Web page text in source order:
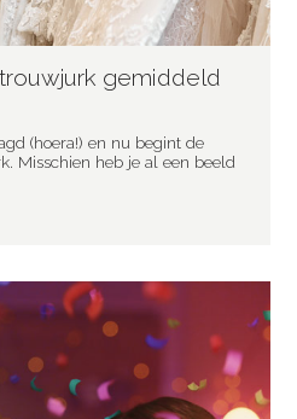
gemiddeld
(hoera!) en nu begint de
Misschien heb je al een beeld